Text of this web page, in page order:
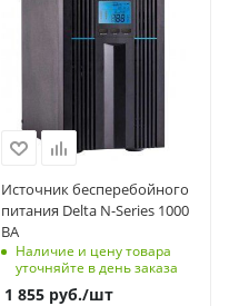
Тип корпуса
для установки/
Количество фаз
On-Line
Автономия
кратковременная
Габариты (ВхШхГ), мм
Источник бесперебойного
питания Delta N-Series 1000
ВА
Наличие и цену товара
уточняйте в день заказа
1 855руб./шт